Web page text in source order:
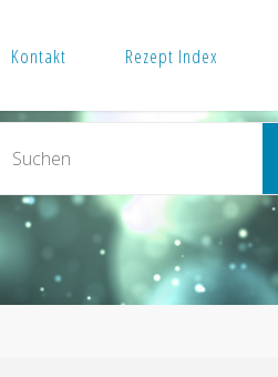
Kontakt Rezept Index